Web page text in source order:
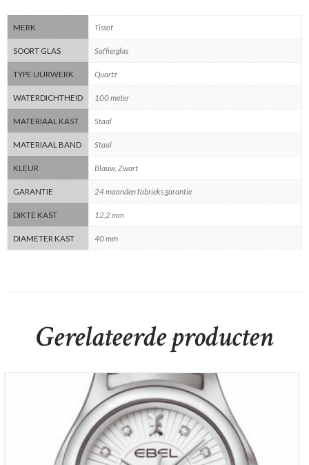
MERK Tissot
SOORT GLAS Saffierglas
TYPE UURWERK Quartz
WATERDICHTHEID 100 meter
MATERIAAL KAST Staal
MATERIAAL BAND Staal
KLEUR Blauw, Zwart
GARANTIE 24 maanden fabrieks garantie
DIKTE KAST 12,2 mm
DIAMETER KAST 40 mm
Gerelateerde producten
Ebel Wave Lady
€2,300